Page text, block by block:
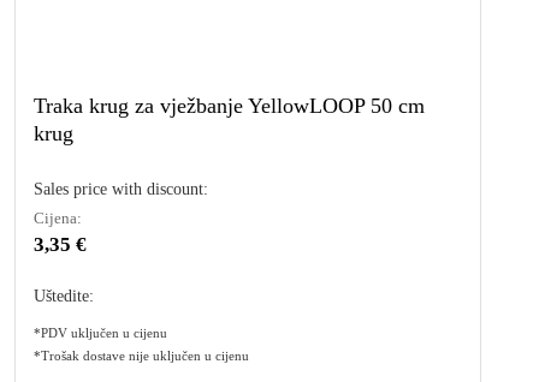
Traka krug za vježbanje YellowLOOP 50 cm
krug
Sales price with discount:
Cijena:
3,35 €
Uštedite:
*PDV uključen u cijenu
*Trošak dostave nije uključen u cijenu